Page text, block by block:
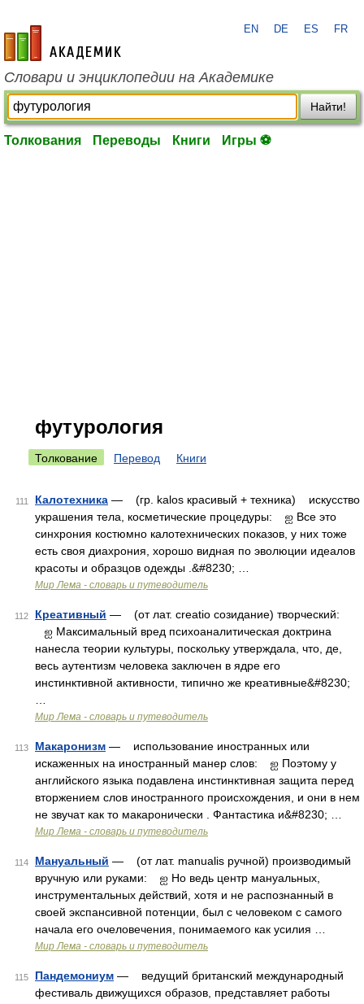
academic.ru
EN DE ES FR
Словари и энциклопедии на Академике
Найти!
Толкования Переводы Книги Игры ⚽
футурология
Толкование Перевод Книги
111 Калотехника — (гр. kalоs красивый + техника) искусство
украшения тела, косметические процедуры: ஐ Все это
синхрония костюмно калотехнических показов, у них тоже
есть своя диахрония, хорошо видная по эволюции идеалов
красоты и образцов одежды .&#8230; …
Мир Лема - словарь и путеводитель
112 Креативный — (от лат. creatio созидание) творческий:
ஐ Максимальный вред психоаналитическая доктрина
нанесла теории культуры, поскольку утверждала, что, де,
весь аутентизм человека заключен в ядре его
инстинктивной активности, типично же креативные&#8230;
Мир Лема - словарь и путеводитель
113 Макаронизм — использование иностранных или
искаженных на иностранный манер слов: ஐ Поэтому у
английского языка подавлена инстинктивная защита перед
вторжением слов иностранного происхождения, и они в нем
не звучат как то макаронически . Фантастика и&#8230; …
Мир Лема - словарь и путеводитель
114 Мануальный — (от лат. manualis ручной) производимый
вручную или руками: ஐ Но ведь центр мануальных,
инструментальных действий, хотя и не распознанный в
своей экспансивной потенции, был с человеком с самого
начала его очеловечения, понимаемого как усилия …
Мир Лема - словарь и путеводитель
115 Пандемониум — ведущий британский международный
фестиваль движущихся образов, представляет работы